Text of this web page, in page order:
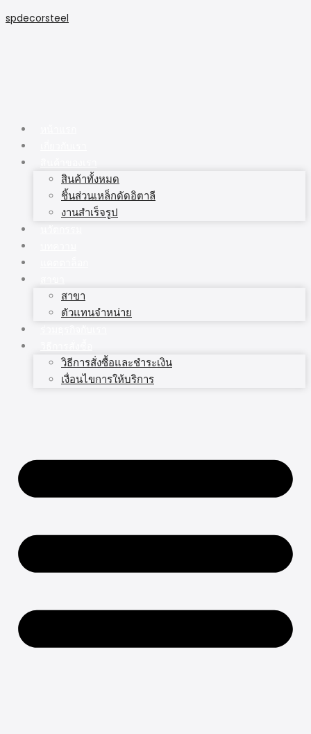
spdecorsteel
สินค้าทั้งหมด
ชิ้นส่วนเหล็กดัดอิตาลี
งานสำเร็จรูป
สาขา
ตัวแทนจำหน่าย
วิธีการสั่งซื้อและชำระเงิน
เงื่อนไขการให้บริการ